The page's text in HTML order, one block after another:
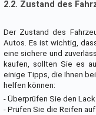
2.2. Zustand des
Der Zustand des
Autos. Es ist wichtig,
eine sichere und
kaufen, sollten Sie es
einige Tipps, die Ihnen
helfen können:
- Überprüfen Sie den
- Prüfen Sie die Reifen